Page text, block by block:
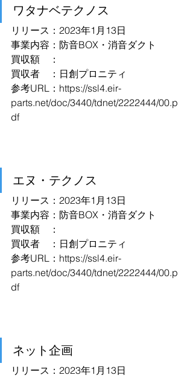
ワタナベテクノス
リリース：2023年1月13日
事業内容：防音BOX・消音ダクト
買収額　：
買収者　：日創プロニティ
参考URL： https://ssl4.eir-
parts.net/doc/3440/tdnet/2222444/00.p
df
エヌ・テクノス
リリース：2023年1月13日
事業内容：防音BOX・消音ダクト
買収額　：
買収者　：日創プロニティ
参考URL： https://ssl4.eir-
parts.net/doc/3440/tdnet/2222444/00.p
df
ネット企画
リリース：2023年1月13日